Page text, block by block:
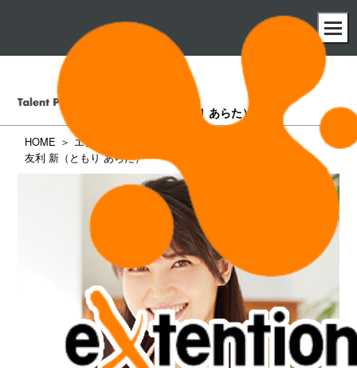
（ともり あらた）
HOME
エクステンション所属タレント一覧
友利 新（ともり あらた）